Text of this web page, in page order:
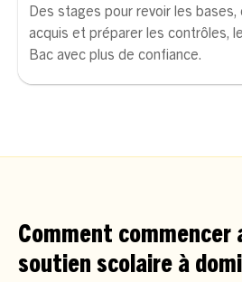
Des stages pour revoir les bases,
acquis et préparer les contrôles,
Bac avec plus de confiance.
Comment commencer
soutien scolaire à